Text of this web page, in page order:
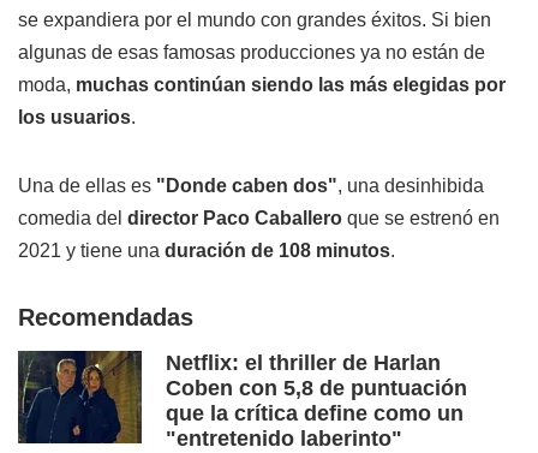
se expandiera por el mundo con grandes éxitos. Si bien
algunas de esas famosas producciones ya no están de
moda, muchas continúan siendo las más elegidas por
los usuarios.
Una de ellas es "Donde caben dos", una desinhibida
comedia del director Paco Caballero que se estrenó en
2021 y tiene una duración de 108 minutos.
Recomendadas
Netflix: el thriller de Harlan
Coben con 5,8 de puntuación
que la crítica define como un
"entretenido laberinto"